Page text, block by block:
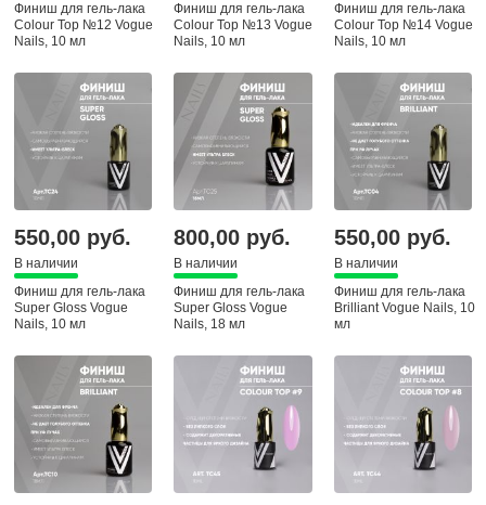
Финиш для гель-лака
Colour Top №12 Vogue
Nails, 10 мл
Финиш для гель-лака
Colour Top №13 Vogue
Nails, 10 мл
Финиш для гель-лака
Colour Top №14 Vogue
Nails, 10 мл
550,00 руб.
В наличии
Финиш для гель-лака
Super Gloss Vogue
Nails, 10 мл
800,00 руб.
В наличии
Финиш для гель-лака
Super Gloss Vogue
Nails, 18 мл
550,00 руб.
В наличии
Финиш для гель-лака
Brilliant Vogue Nails, 10
мл